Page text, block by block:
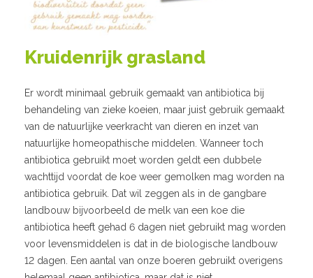
Kruidenrijk grasland
Er wordt minimaal gebruik gemaakt van antibio­tica bij
behandeling van zieke koeien, maar juist gebruik gemaakt
van de natuurlijke veerkracht van dieren en inzet van
natuurlijke homeopathische middelen. Wanneer toch
antibiotica gebruikt moet worden geldt een dubbele
wachttijd voordat de koe weer gemolken mag worden na
antibiotica ge­bruik. Dat wil zeggen als in de gangbare
landbouw bijvoorbeeld de melk van een koe die
antibiotica heeft gehad 6 dagen niet gebruikt mag worden
voor levensmiddelen is dat in de biologische landbouw
12 dagen. Een aantal van onze boeren gebruikt overigens